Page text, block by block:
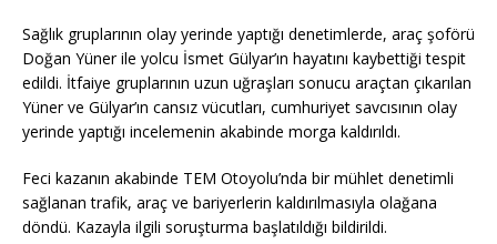
Sağlık gruplarının olay yerinde yaptığı denetimlerde, araç şoförü
Doğan Yüner ile yolcu İsmet Gülyar’ın hayatını kaybettiği tespit
edildi. İtfaiye gruplarının uzun uğraşları sonucu araçtan çıkarılan
Yüner ve Gülyar’ın cansız vücutları, cumhuriyet savcısının olay
yerinde yaptığı incelemenin akabinde morga kaldırıldı.
Feci kazanın akabinde TEM Otoyolu’nda bir mühlet denetimli
sağlanan trafik, araç ve bariyerlerin kaldırılmasıyla olağana
döndü. Kazayla ilgili soruşturma başlatıldığı bildirildi.